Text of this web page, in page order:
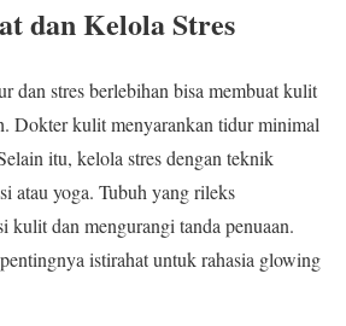
dan Kelola Stres
dan stres berlebihan bisa membuat kulit
Dokter kulit menyarankan tidur minimal
itu, kelola stres dengan teknik
atau yoga. Tubuh yang rileks
kulit dan mengurangi tanda penuaan.
istirahat untuk rahasia glowing